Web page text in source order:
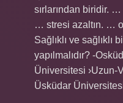
sırlarından biridir.
… stresi azaltın. …
Sağlıklı ve sağlıklı
yapılmalıdır? -
Üniversitesi
Üsküdar